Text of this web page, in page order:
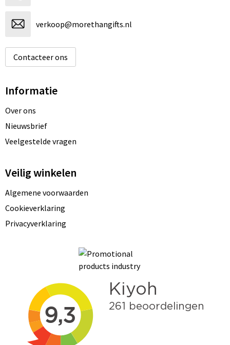
verkoop@morethangifts.nl
Contacteer ons
Informatie
Over ons
Nieuwsbrief
Veelgestelde vragen
Veilig winkelen
Algemene voorwaarden
Cookieverklaring
Privacyverklaring